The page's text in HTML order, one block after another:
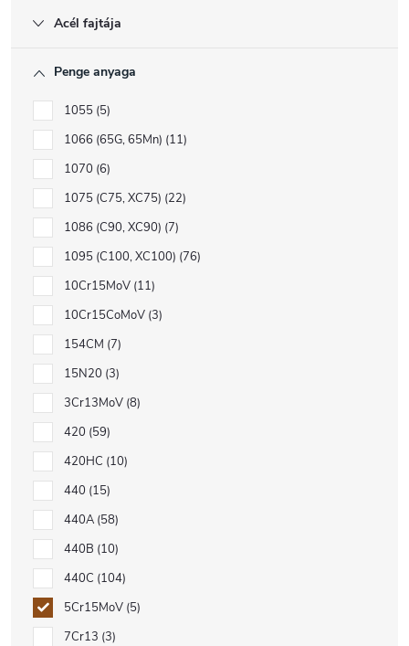
Acél fajtája
Penge anyaga
1055 5
1066 (65G, 65Mn) 11
1070 6
1075 (C75, XC75) 22
1086 (C90, XC90) 7
1095 (C100, XC100) 76
10Cr15MoV 11
10Cr15CoMoV 3
154CM 7
15N20 3
3Cr13MoV 8
420 59
420HC 10
440 15
440A 58
440B 10
440C 104
5Cr15MoV 5
7Cr13 3